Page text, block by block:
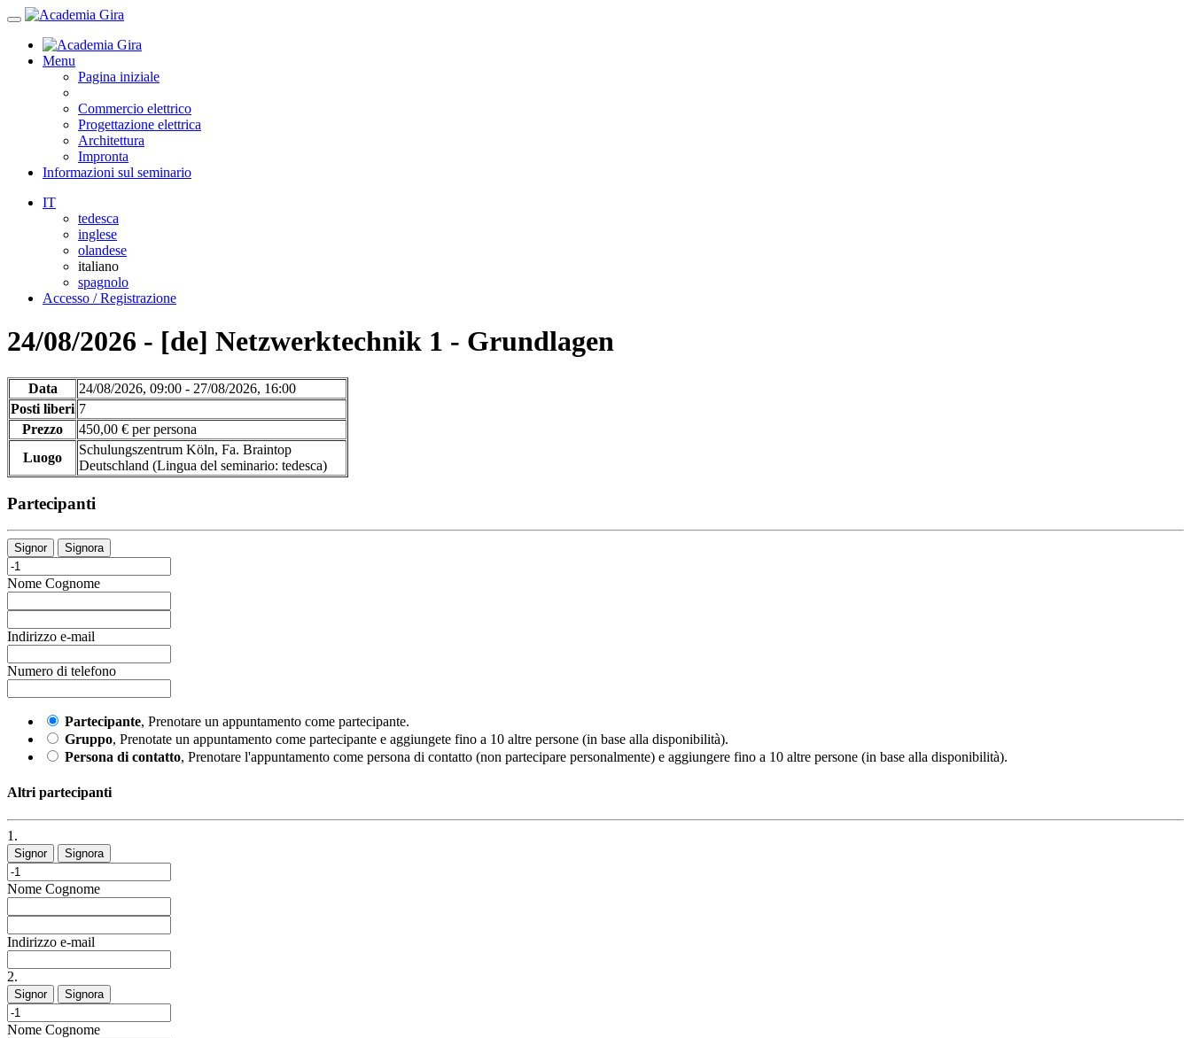
Menu
Pagina iniziale
Commercio elettrico
Progettazione elettrica
Architettura
Impronta
Informazioni sul seminario
IT
tedesca
inglese
olandese
italiano
spagnolo
Accesso / Registrazione
24/08/2026 - [de] Netzwerktechnik 1 - Grundlagen
Data
24/08/2026, 09:00 - 27/08/2026, 16:00
Posti liberi 7
Prezzo
450,00 € per persona
Luogo
Schulungszentrum Köln, Fa. Braintop
Deutschland (Lingua del seminario: tedesca)
Partecipanti
Signor Signora
Nome Cognome
Indirizzo e-mail
Numero di telefono
Partecipante, Prenotare un appuntamento come partecipante.
Gruppo, Prenotate un appuntamento come partecipante e aggiungete fino a 10 altre persone (in base alla disponibilità).
Persona di contatto, Prenotare l'appuntamento come persona di contatto (non partecipare personalmente) e aggiungere fino a 10 altre persone (in base alla disponibilità).
Altri partecipanti
1.
Signor Signora
Nome Cognome
Indirizzo e-mail
2.
Signor Signora
Nome Cognome